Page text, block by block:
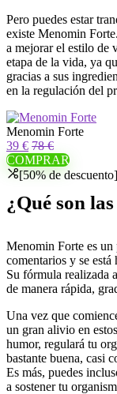
Pero puedes estar
existe Menomin
a mejorar el estilo de
etapa de la vida, ya
gracias a sus
en la regulación del
Menomin Forte
39 € 78 €
COMPRAR
[50% de
¿Qué son
Menomin Forte es un
comentarios y se
Su fórmula realizada
de manera rápida,
Una vez que
un gran alivio en
humor, regulará tu
bastante buena, casi
Es más, puedes
a sostener tu